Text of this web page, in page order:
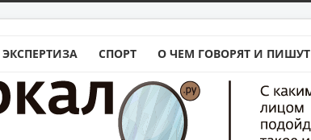
ЭКСПЕРТИЗА СПОРТ О ЧЕМ ГОВОРЯТ И ПИШУТ